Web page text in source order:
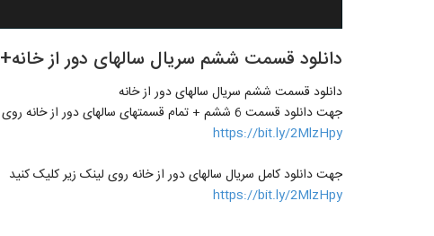
دانلود قسمت ششم سریال سالهای دور از خانه+
دانلود قسمت ششم سریال سالهای دور از خانه
جهت دانلود قسمت 6 ششم + تمام قسمتهای سالهای دور از خانه روی لینک زیر کلیک کنید
https://bit.ly/2MlzHpy
جهت دانلود کامل سریال سالهای دور از خانه روی لینک زیر کلیک کنید
https://bit.ly/2MlzHpy